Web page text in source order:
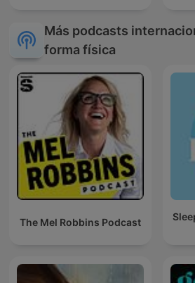
Más podcasts
forma física
The Mel Robbins Podcast